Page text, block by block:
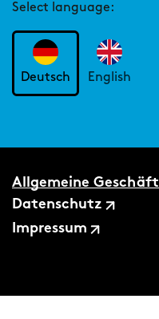
Select language:
Deutsch English
Allgemeine
Datenschutz
Impressum